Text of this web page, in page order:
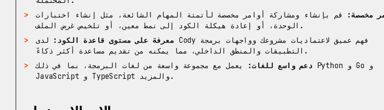
مخصصة:
قم بإنشاء ومشاركة أوامر مخصصة لأتمتة المهام الشائعة، مثل إنشاء اختبارات
الوحدة، أو إعادة هيكلة الكود إلى نمط معين، أو تلخيص غرض الملف.
معرفة على مستوى قاعدة الكود: لدى Cody فهم عميق لاعتماديات مشروعك وواجهات برمجة
التطبيقات والمنطق الداخلي، مما يمكنه من تقديم مساعدة أكثر ذكاءً.
دعم واسع للغات:
يعمل مع مجموعة واسعة من لغات البرمجة، بما في ذلك Python و Go و
JavaScript و TypeScript والمزيد.